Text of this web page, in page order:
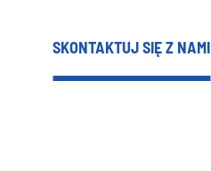
SKONTAKTUJ SIĘ Z NAMI